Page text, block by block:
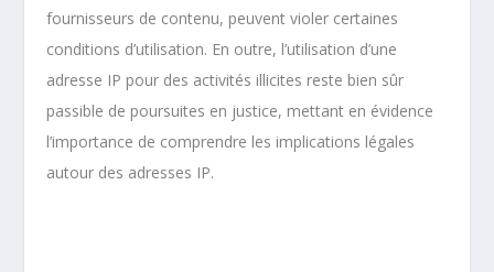
fournisseurs de contenu, peuvent violer certaines
conditions d’utilisation. En outre, l’utilisation d’une
adresse IP pour des activités illicites reste bien sûr
passible de poursuites en justice, mettant en évidence
l’importance de comprendre les implications légales
autour des adresses IP.